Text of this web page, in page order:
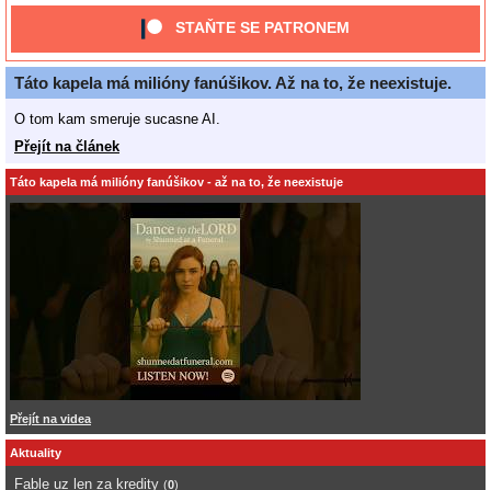
STAŇTE SE PATRONEM
Táto kapela má milióny fanúšikov. Až na to, že neexistuje.
O tom kam smeruje sucasne AI.
Přejít na článek
Táto kapela má milióny fanúšikov - až na to, že neexistuje
Přejít na videa
Aktuality
Fable uz len za kredity (0)